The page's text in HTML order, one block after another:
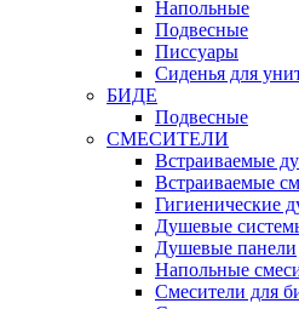
Напольные
Подвесные
Писсуары
Сиденья для
БИДЕ
Подвесные
СМЕСИТЕЛИ
Встраиваемые
Встраиваемые
Гигиенические
Душевые
Душевые панели
Напольные
Смесители для